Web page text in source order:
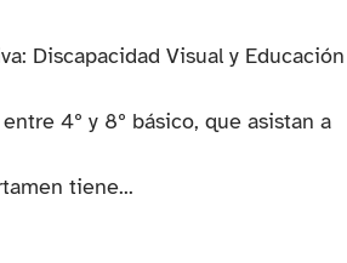
Discapacidad Visual y Educación
4º y 8º básico, que asistan a
tiene...